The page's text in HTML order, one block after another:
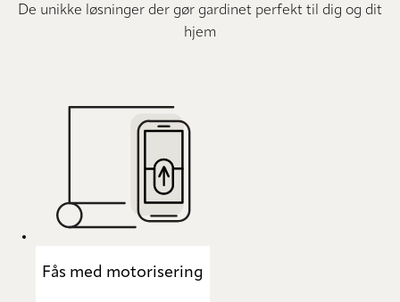
De unikke løsninger der gør gardinet perfekt til dig og dit
hjem
Fås med motorisering